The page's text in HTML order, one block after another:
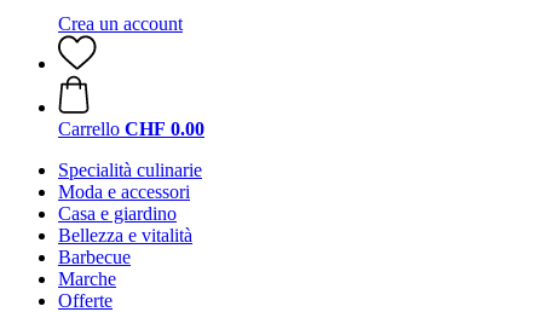
Crea un account
Carrello CHF 0.00
Specialità culinarie
Moda e accessori
Casa e giardino
Bellezza e vitalità
Barbecue
Marche
Offerte